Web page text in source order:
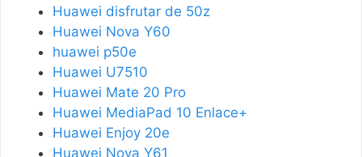
Huawei disfrutar de 50z
Huawei Nova Y60
huawei p50e
Huawei U7510
Huawei Mate 20 Pro
Huawei MediaPad 10 Enlace+
Huawei Enjoy 20e
Huawei Nova Y61